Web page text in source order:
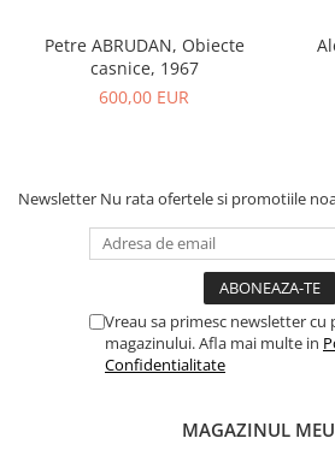
Petre ABRUDAN, Obiecte
casnice, 1967
600,00 EUR
Newsletter Nu rata ofertele si promotiile
Vreau sa primesc newsletter
magazinului. Afla mai multe in
Confidentialitate
MAGAZINUL MEU